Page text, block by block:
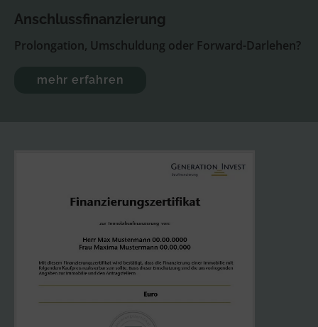
Anschluss­finanzierung
Prolongation, Umschuldung oder Forward-Darlehen?
mehr erfahren